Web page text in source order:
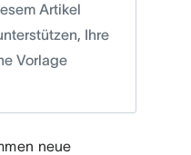
Artikel
Ihre
Vorlage
neue